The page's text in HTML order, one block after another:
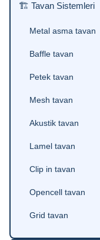
🏗 Tavan Sistemleri
Metal asma tavan
Baffle tavan
Petek tavan
Mesh tavan
Akustik tavan
Lamel tavan
Clip in tavan
Opencell tavan
Grid tavan